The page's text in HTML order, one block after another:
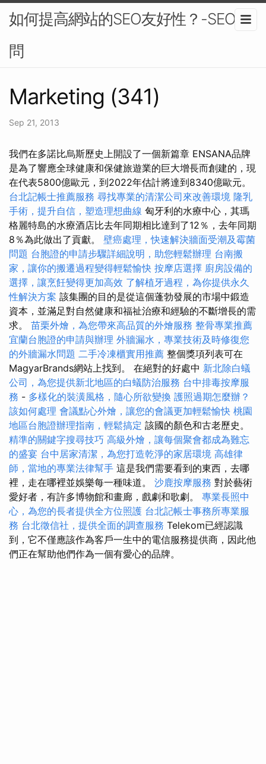
如何提高網站的SEO友好性？-SEO顧
問
Marketing (341)
Sep 21, 2013
我們在多諾比烏斯歷史上開設了一個新篇章 ENSANA品牌
是為了響應全球健康和保健旅遊業的巨大增長而創建的，現
在代表5800億歐元，到2022年估計將達到8340億歐元。
台北記帳士推薦服務 尋找專業的清潔公司來改善環境 隆乳
手術，提升自信，塑造理想曲線 匈牙利的水療中心，其瑪
格麗特島的水療酒店比去年同期相比達到了12％，去年同期
8％為此做出了貢獻。 壁癌處理，快速解決牆面受潮及霉菌
問題 台胞證的申請步驟詳細說明，助您輕鬆辦理 台南搬
家，讓你的搬遷過程變得輕鬆愉快 按摩店選擇 廚房設備的
選擇，讓烹飪變得更加高效 了解植牙過程，為你提供永久
性解決方案 該集團的目的是從這個蓬勃發展的市場中鍛造
資本，並滿足對自然健康和福祉治療和經驗的不斷增長的需
求。 苗栗外燴，為您帶來高品質的外燴服務 整骨專業推薦
宜蘭台胞證的申請與辦理 外牆漏水，專業技術及時修復您
的外牆漏水問題 二手冷凍櫃實用推薦 整個獎項列表可在
MagyarBrands網站上找到。 在絕對的好處中 新北除白蟻
公司，為您提供新北地區的白蟻防治服務 台中排毒按摩服
務 - 多樣化的裝潢風格，隨心所欲變換 護照過期怎麼辦？
該如何處理 會議點心外燴，讓您的會議更加輕鬆愉快 桃園
地區台胞證辦理指南，輕鬆搞定 該國的顏色和古老歷史。
精準的關鍵字搜尋技巧 高級外燴，讓每個聚會都成為難忘
的盛宴 台中居家清潔，為您打造乾淨的家居環境 高雄律
師，當地的專業法律幫手 這是我們需要看到的東西，去哪
裡，走在哪裡並娛樂每一種味道。 沙鹿按摩服務 對於藝術
愛好者，有許多博物館和畫廊，戲劇和歌劇。 專業長照中
心，為您的長者提供全方位照護 台北記帳士事務所專業服
務 台北徵信社，提供全面的調查服務 Telekom已經認識
到，它不僅應該作為客戶一生中的電信服務提供商，因此他
們正在幫助他們作為一個有愛心的品牌。